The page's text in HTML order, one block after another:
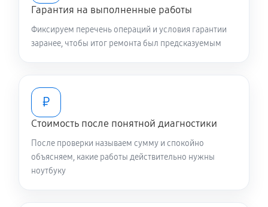
Замена контроллера питания
1790 руб 120 минут
Установка драйверов ноутбука Asus GL753VE-
GC046T
870 руб 30 минут
Замена вебкамеры ноутбука Asus GL753VE-GC046T
Гарантия на выполненные работы
Фиксируем перечень операций и условия гарантии
заранее, чтобы итог ремонта был предсказуемым
₽
Стоимость после понятной диагностики
После проверки называем сумму и спокойно
объясняем, какие работы действительно нужны
ноутбуку